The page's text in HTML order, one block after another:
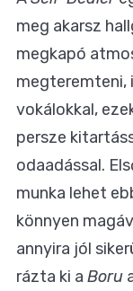
meg akarsz
megkapó
megteremteni,
vokálokkal,
persze
odaadással.
munka lehet
könnyen
annyira jól
rázta ki a Boru